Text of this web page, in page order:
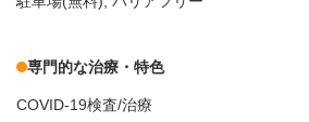
専門的な治療・特色
COVID-19検査/治療